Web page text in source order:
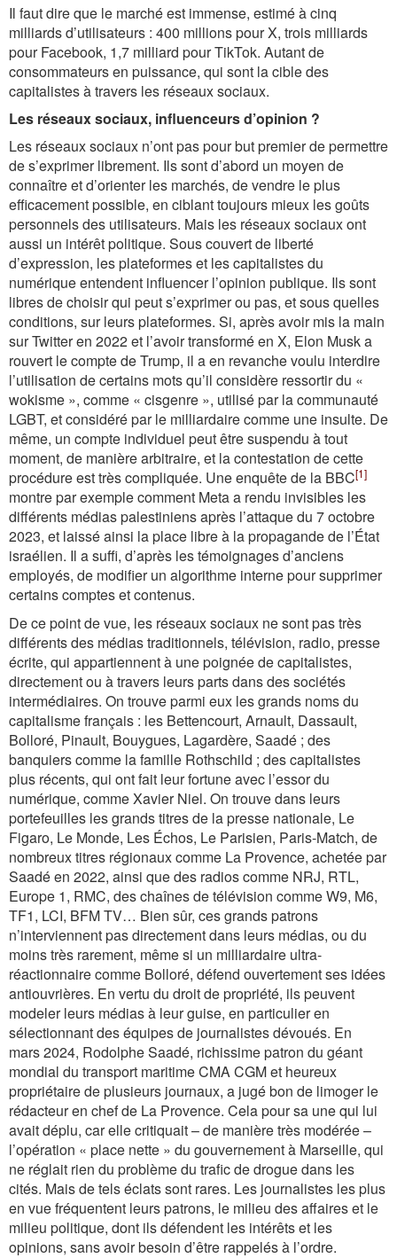
Il faut dire que le marché est immense, estimé à cinq
milliards d’utilisateurs : 400 millions pour X, trois milliards
pour Facebook, 1,7 milliard pour TikTok. Autant de
consommateurs en puissance, qui sont la cible des
capitalistes à travers les réseaux sociaux.
Les réseaux sociaux, influenceurs d’opinion ?
Les réseaux sociaux n’ont pas pour but premier de permettre
de s’exprimer librement. Ils sont d’abord un moyen de
connaître et d’orienter les marchés, de vendre le plus
efficacement possible, en ciblant toujours mieux les goûts
personnels des utilisateurs. Mais les réseaux sociaux ont
aussi un intérêt politique. Sous couvert de liberté
d’expression, les plateformes et les capitalistes du
numérique entendent influencer l’opinion publique. Ils sont
libres de choisir qui peut s’exprimer ou pas, et sous quelles
conditions, sur leurs plateformes. Si, après avoir mis la main
sur Twitter en 2022 et l’avoir transformé en X, Elon Musk a
rouvert le compte de Trump, il a en revanche voulu interdire
l’utilisation de certains mots qu’il considère ressortir du «
wokisme », comme « cisgenre », utilisé par la communauté
LGBT, et considéré par le milliardaire comme une insulte. De
même, un compte individuel peut être suspendu à tout
moment, de manière arbitraire, et la contestation de cette
procédure est très compliquée. Une enquête de la BBC[1]
montre par exemple comment Meta a rendu invisibles les
différents médias palestiniens après l’attaque du 7 octobre
2023, et laissé ainsi la place libre à la propagande de l’État
israélien. Il a suffi, d’après les témoignages d’anciens
employés, de modifier un algorithme interne pour supprimer
certains comptes et contenus.
De ce point de vue, les réseaux sociaux ne sont pas très
différents des médias traditionnels, télévision, radio, presse
écrite, qui appartiennent à une poignée de capitalistes,
directement ou à travers leurs parts dans des sociétés
intermédiaires. On trouve parmi eux les grands noms du
capitalisme français : les Bettencourt, Arnault, Dassault,
Bolloré, Pinault, Bouygues, Lagardère, Saadé ; des
banquiers comme la famille Rothschild ; des capitalistes
plus récents, qui ont fait leur fortune avec l’essor du
numérique, comme Xavier Niel. On trouve dans leurs
portefeuilles les grands titres de la presse nationale, Le
Figaro, Le Monde, Les Échos, Le Parisien, Paris-Match, de
nombreux titres régionaux comme La Provence, achetée par
Saadé en 2022, ainsi que des radios comme NRJ, RTL,
Europe 1, RMC, des chaînes de télévision comme W9, M6,
TF1, LCI, BFM TV… Bien sûr, ces grands patrons
n’interviennent pas directement dans leurs médias, ou du
moins très rarement, même si un milliardaire ultra-
réactionnaire comme Bolloré, défend ouvertement ses idées
antiouvrières. En vertu du droit de propriété, ils peuvent
modeler leurs médias à leur guise, en particulier en
sélectionnant des équipes de journalistes dévoués. En
mars 2024, Rodolphe Saadé, richissime patron du géant
mondial du transport maritime CMA CGM et heureux
propriétaire de plusieurs journaux, a jugé bon de limoger le
rédacteur en chef de La Provence. Cela pour sa une qui lui
avait déplu, car elle critiquait – de manière très modérée –
l’opération « place nette » du gouvernement à Marseille, qui
ne réglait rien du problème du trafic de drogue dans les
cités. Mais de tels éclats sont rares. Les journalistes les plus
en vue fréquentent leurs patrons, le milieu des affaires et le
milieu politique, dont ils défendent les intérêts et les
opinions, sans avoir besoin d’être rappelés à l’ordre.